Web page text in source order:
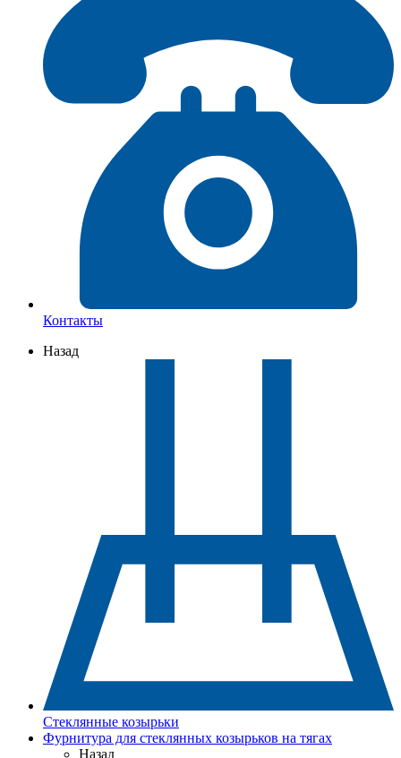
Контакты
Назад
Стеклянные козырьки
Фурнитура для стеклянных козырьков на тягах
Назад